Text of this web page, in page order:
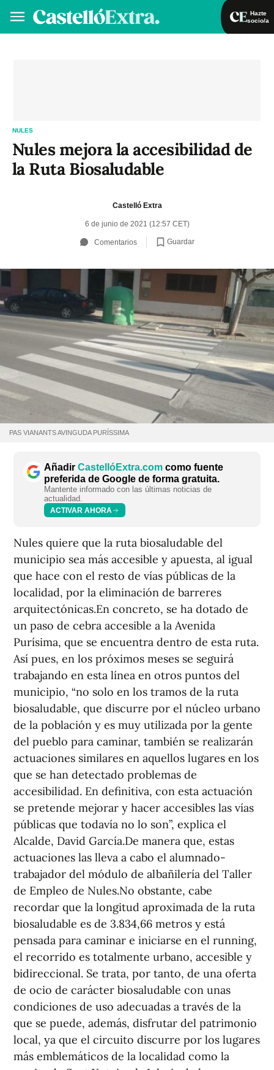
Hazte
socio/a
NULES
Nules mejora la accesibilidad de
la Ruta Biosaludable
Castelló Extra
6 de junio de 2021 (12:57 CET)
Comentarios Guardar
PAS VIANANTS AVINGUDA PURÍSSIMA
Añadir CastellóExtra.com como fuente
preferida de Google de forma gratuita.
Mantente informado con las últimas noticias de
actualidad.
ACTIVAR AHORA
Nules quiere que la ruta biosaludable del
municipio sea más accesible y apuesta, al igual
que hace con el resto de vías públicas de la
localidad, por la eliminación de barreres
arquitectónicas.En concreto, se ha dotado de
un paso de cebra accesible a la Avenida
Purísima, que se encuentra dentro de esta ruta.
Así pues, en los próximos meses se seguirá
trabajando en esta línea en otros puntos del
municipio, “no solo en los tramos de la ruta
biosaludable, que discurre por el núcleo urbano
de la población y es muy utilizada por la gente
del pueblo para caminar, también se realizarán
actuaciones similares en aquellos lugares en los
que se han detectado problemas de
accesibilidad. En definitiva, con esta actuación
se pretende mejorar y hacer accesibles las vías
públicas que todavía no lo son”, explica el
Alcalde, David García.De manera que, estas
actuaciones las lleva a cabo el alumnado-
trabajador del módulo de albañilería del Taller
de Empleo de Nules.No obstante, cabe
recordar que la longitud aproximada de la ruta
biosaludable es de 3.834,66 metros y está
pensada para caminar e iniciarse en el running,
el recorrido es totalmente urbano, accesible y
bidireccional. Se trata, por tanto, de una oferta
de ocio de carácter biosaludable con unas
condiciones de uso adecuadas a través de la
que se puede, además, disfrutar del patrimonio
local, ya que el circuito discurre por los lugares
más emblemáticos de la localidad como la